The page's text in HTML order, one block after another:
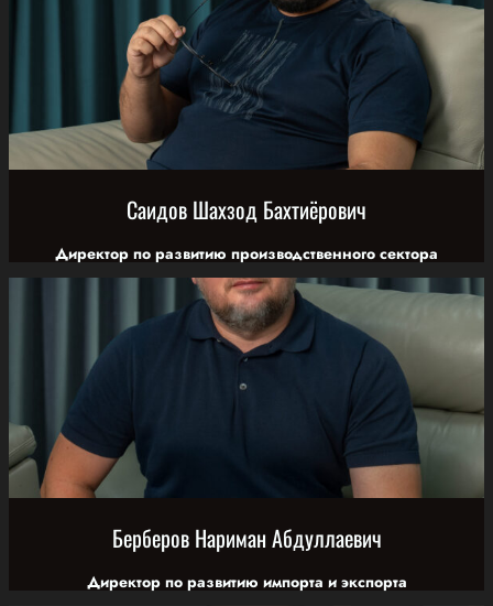
Саидов Шахзод Бахтиёрович
Директор по развитию производственного сектора
Берберов Нариман Абдуллаевич
Директор по развитию импорта и экспорта